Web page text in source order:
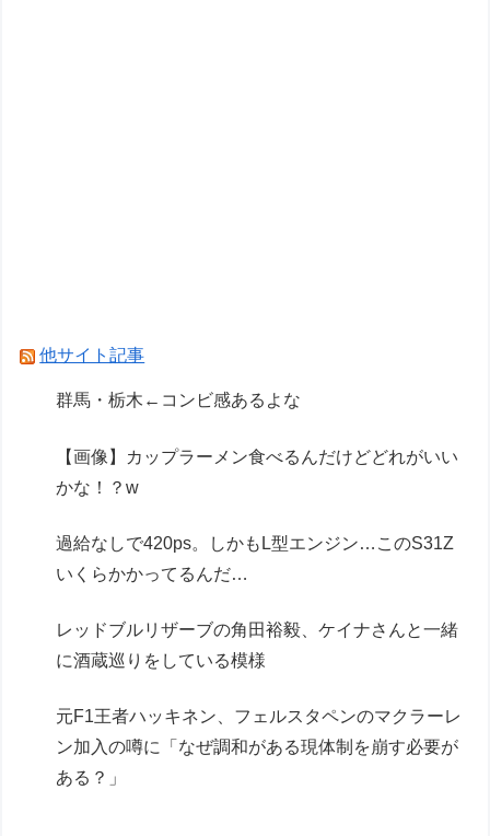
てるの？
Powered by livedoor 相互RSS
他サイト記事
群馬・栃木←コンビ感あるよな
【画像】カップラーメン食べるんだけどどれがいい
かな！？w
過給なしで420ps。しかもL型エンジン…このS31Z
いくらかかってるんだ…
レッドブルリザーブの角田裕毅、ケイナさんと一緒
に酒蔵巡りをしている模様
元F1王者ハッキネン、フェルスタペンのマクラーレ
ン加入の噂に「なぜ調和がある現体制を崩す必要が
ある？」